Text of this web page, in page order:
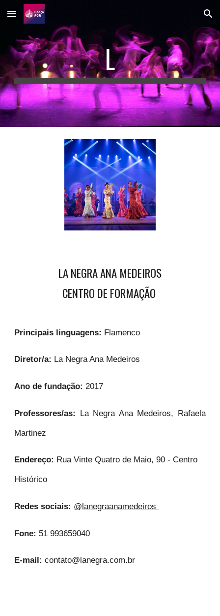
Skip to main content Skip to navigation
L
LA NEGRA ANA MEDEIROS
CENTRO DE FORMAÇÃO
Principais linguagens: Flamenco
Diretor/a: La Negra Ana Medeiros
Ano de fundação: 2017
Professores/as: La Negra Ana Medeiros, Rafaela
Martinez
Endereço: Rua Vinte Quatro de Maio, 90 - Centro
Histórico
Redes sociais: @lanegraanamedeiros
Fone: 51 993659040
E-mail:contato@lanegra.com.br